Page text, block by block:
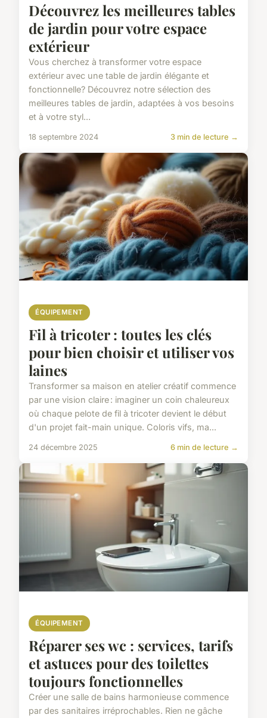
Découvrez les meilleures tables
de jardin pour votre espace
extérieur
Vous cherchez à transformer votre espace
extérieur avec une table de jardin élégante et
fonctionnelle? Découvrez notre sélection des
meilleures tables de jardin, adaptées à vos besoins
et à votre styl...
18 septembre 2024 3 min de lecture →
ÉQUIPEMENT
Fil à tricoter : toutes les clés
pour bien choisir et utiliser vos
laines
Transformer sa maison en atelier créatif commence
par une vision claire : imaginer un coin chaleureux
où chaque pelote de fil à tricoter devient le début
d'un projet fait-main unique. Coloris vifs, ma...
24 décembre 2025 6 min de lecture →
ÉQUIPEMENT
Réparer ses wc : services, tarifs
et astuces pour des toilettes
toujours fonctionnelles
Créer une salle de bains harmonieuse commence
par des sanitaires irréprochables. Rien ne gâche